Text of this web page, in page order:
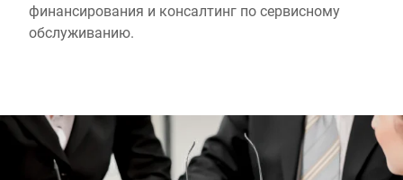
финансирования и консалтинг по сервисному
обслуживанию.